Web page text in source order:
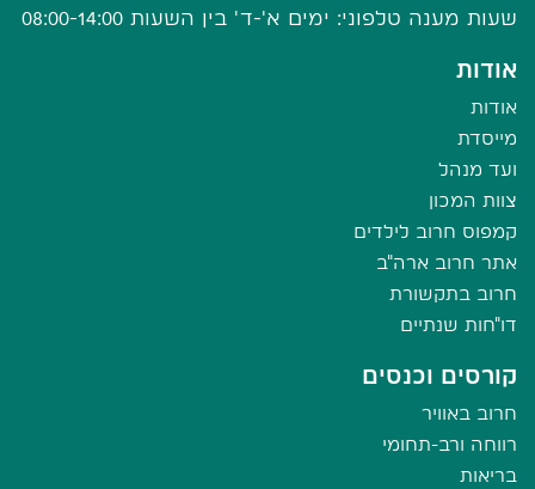
שעות מענה טלפוני: ימים א'-ד' בין השעות 08:00-14:00
אודות
אודות
מייסדת
ועד מנהל
צוות המכון
קמפוס חרוב לילדים
אתר חרוב ארה"ב
חרוב בתקשורת
דו"חות שנתיים
קורסים וכנסים
חרוב באוויר
רווחה ורב-תחומי
בריאות